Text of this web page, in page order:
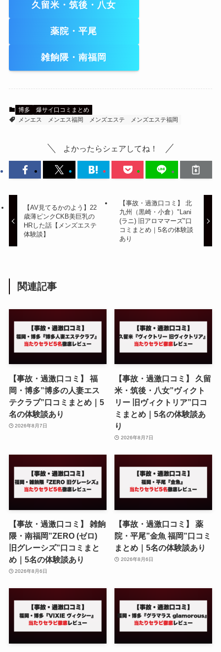
久留米・筑後・八女
薬院・平尾
雑餉隈・南福岡
博多
爆サイ口コミまとめ
メンエス
メンエス福岡 メンズエステ メンズエステ福岡
よかったらシェアしてね！
【AV見てるかのよう】22
歳薄ピンクCKB美巨乳の
HRした話【メンズエステ
体験談】
【事故・過激口コミ】 北
九州（黒崎・小倉）"Lani
(ラニ) 旧アロママーズ"口
コミまとめ｜5名の体験談
あり
関連記事
【事故・過激口コミ】 福
岡・博多”博多の人妻エス
テクラブ”口コミまとめ｜5
名の体験談あり
2026年8月7日
【事故・過激口コミ】 久留
米・筑後・八女”ヴィクト
リー 旧ヴィクトリア”口コ
ミまとめ｜5名の体験談あ
り
2026年8月7日
【事故・過激口コミ】 雑餉
隈・南福岡”ZERO (ゼロ)
旧グレーシズ”口コミまと
め｜5名の体験談あり
2026年8月6日
【事故・過激口コミ】 薬
院・平尾”金魚 福岡”口コミ
まとめ｜5名の体験談あり
2026年8月6日